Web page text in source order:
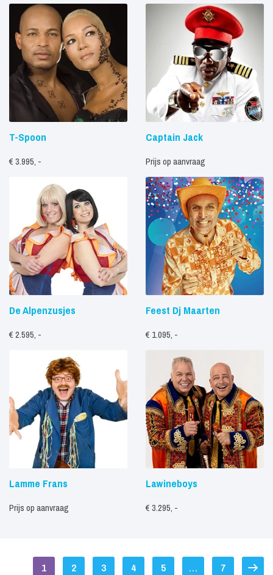
T-Spoon
€ 3.995, -
Captain Jack
Prijs op aanvraag
De Alpenzusjes
€ 2.595, -
Feest Dj Maarten
€ 1.095, -
Lamme Frans
Prijs op aanvraag
Lawineboys
€ 3.295, -
1 2 3 4 5 … 7